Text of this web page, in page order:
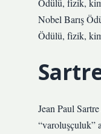
Ödülü, fizik,
Nobel Barış
Ödülü, fizik,
Jean Paul
“varoluşçuluk”